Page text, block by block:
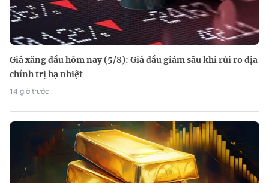
Giá xăng dầu hôm nay (5/8): Giá dầu giảm sâu khi rủi ro địa
chính trị hạ nhiệt
14 giờ trước